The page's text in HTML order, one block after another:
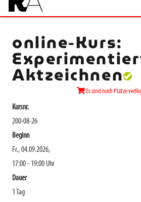
online-Kurs:
Aktzeichnen
Es sind noch Plätze
Kursnr.
200-08-26
Beginn
Fr., 04.09.2026,
17:00 - 19:00 Uhr
Dauer
1 Tag